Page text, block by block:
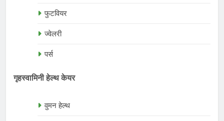
फुटवियर
ज्वेलरी
पर्स
गृहस्वामिनी हेल्थ केयर
वुमन हेल्थ